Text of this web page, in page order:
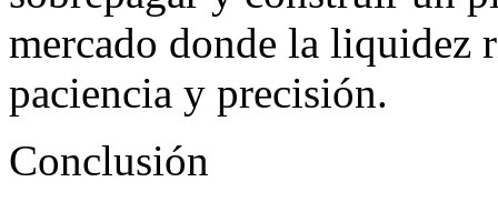
mercado donde la liquidez
paciencia y precisión.
Conclusión